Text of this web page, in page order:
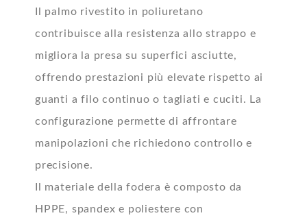
Il palmo rivestito in poliuretano
contribuisce alla resistenza allo strappo e
migliora la presa su superfici asciutte,
offrendo prestazioni più elevate rispetto ai
guanti a filo continuo o tagliati e cuciti. La
configurazione permette di affrontare
manipolazioni che richiedono controllo e
precisione.
Il materiale della fodera è composto da
HPPE, spandex e poliestere con